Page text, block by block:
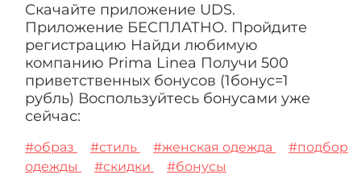
Скачайте приложение UDS.
Приложение БЕСПЛАТНО. Пройдите
регистрацию Найди любимую
компанию Prima Linea Получи 500
приветственных бонусов (1бонус=1
рубль) Воспользуйтесь бонусами уже
сейчас:
#образ #стиль #женская одежда
#подбор
одежды
#скидки #бонусы